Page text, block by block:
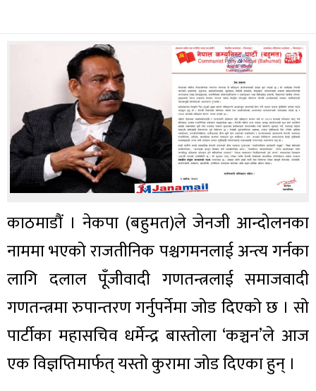
काठमाडौं । नेकपा (बहुमत)ले जेनजी आन्दोलनका
नाममा भएको राजतीनिक पश्चगमनलाई अन्त्य गर्नका
लागि दलाल पूँजीवादी गणतन्त्रलाई समाजवादी
गणतन्त्रमा रुपान्तरण गर्नुपर्नेमा जोड दिएको छ । सो
पार्टीका महासचिव धर्मेन्द्र बास्तोला ‘कञ्चन’ले आज
एक विज्ञप्तिमार्फत् यस्तो कुरामा जोड दिएका हुन् ।